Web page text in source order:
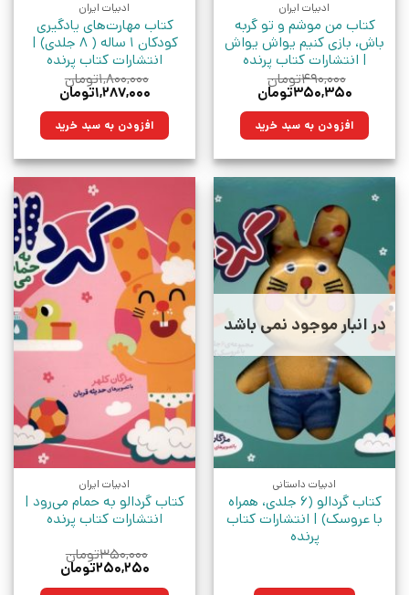
ادبیات ایران
کتاب من‌ موشم‌ و‌ تو‌ گربه‌
باش، بازی کنیم یواش یواش
| انتشارات کتاب پرنده
۴۹۰,۰۰۰تومان
قیمت
۴۹۰,۰۰۰تومان
بود.
۳۵۰,۳۵۰تومان
۳۵۰,۳۵۰تومان. افزودن به سبد خرید
ادبیات ایران
کتاب مهارت‌های یادگیری
کودکان 1 ساله ( 8 جلدی) |
انتشارات کتاب پرنده
۱,۸۰۰,۰۰۰تومان
قیمت
۱,۸۰۰,۰۰۰تومان
بود.
۱,۲۸۷,۰۰۰تومان
۱,۲۸۷,۰۰۰تومان.افزودن به سبد خرید
در انبار موجود نمی باشد
ادبیات داستانی
کتاب گردالو (6 جلدی، همراه‌
با عروسک) | انتشارات کتاب
پرنده
ادبیات ایران
کتاب گردالو به‌ حمام‌ می‌رود |
انتشارات کتاب پرنده
۳۵۰,۰۰۰تومان
قیمت
۲۵۰,۲۵۰تومان